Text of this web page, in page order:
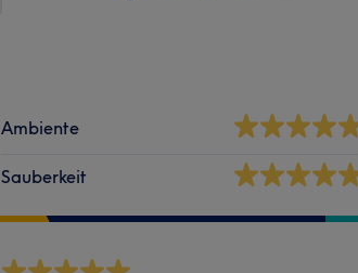
Ambiente
Sauberkeit